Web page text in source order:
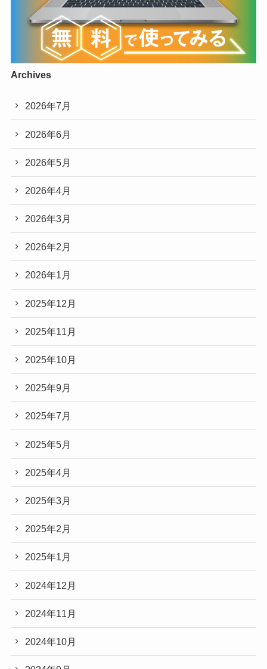
Archives
2026年7月
2026年6月
2026年5月
2026年4月
2026年3月
2026年2月
2026年1月
2025年12月
2025年11月
2025年10月
2025年9月
2025年7月
2025年5月
2025年4月
2025年3月
2025年2月
2025年1月
2024年12月
2024年11月
2024年10月